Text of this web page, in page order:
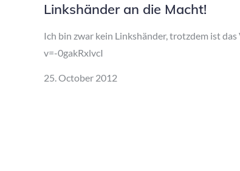
Linkshänder an die Macht!
Ich bin zwar kein Linkshänder, trotzdem ist
v=-0gakRxlvcI
Posted
25. October 2012